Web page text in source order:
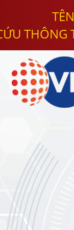
THÔNG